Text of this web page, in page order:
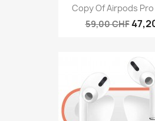
Copy Of Airpods
59,00 CHF